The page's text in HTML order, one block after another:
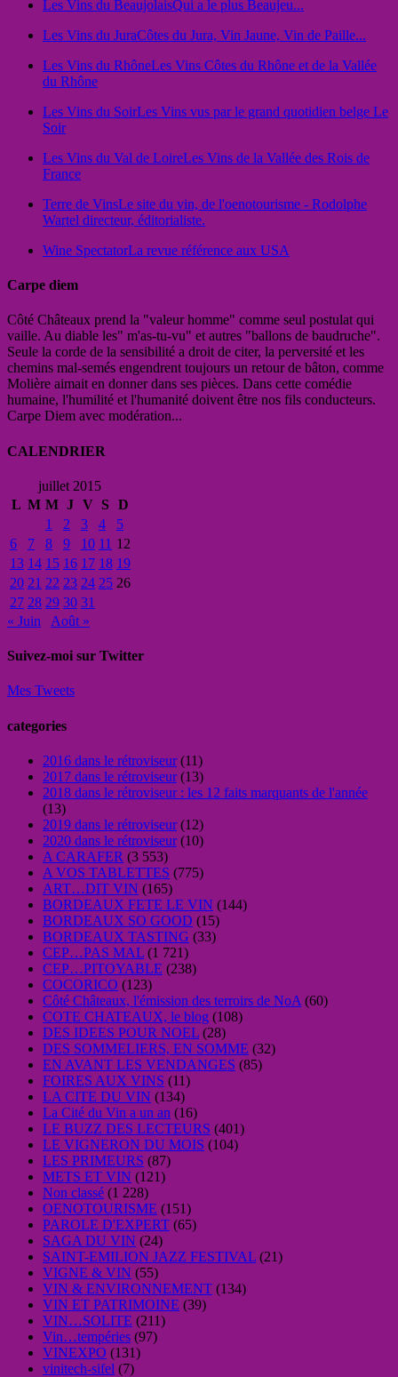
Les Vins du BeaujolaisQui a le plus Beaujeu...
Les Vins du JuraCôtes du Jura, Vin Jaune, Vin de Paille...
Les Vins du RhôneLes Vins Côtes du Rhône et de la Vallée
du Rhône
Les Vins du SoirLes Vins vus par le grand quotidien belge Le
Soir
Les Vins du Val de LoireLes Vins de la Vallée des Rois de
France
Terre de VinsLe site du vin, de l'oenotourisme - Rodolphe
Wartel directeur, éditorialiste.
Wine SpectatorLa revue référence aux USA
Carpe diem
Côté Châteaux prend la "valeur homme" comme seul postulat qui
vaille. Au diable les" m'as-tu-vu" et autres "ballons de baudruche".
Seule la corde de la sensibilité a droit de citer, la perversité et les
chemins mal-semés engendrent toujours un retour de bâton, comme
Molière aimait en donner dans ses pièces. Dans cette comédie
humaine, l'humilité et l'humanité doivent être nos fils conducteurs.
Carpe Diem avec modération...
CALENDRIER
juillet 2015
L M M J V S D
1
2 3 4
5
6
7 8 9 10 11 12
13 14 15 16 17 18 19
20 21 22 23 24 25 26
27 28 29 30 31
« Juin
Août »
Suivez-moi sur Twitter
Mes Tweets
categories
2016 dans le rétroviseur(11)
2017 dans le rétroviseur(13)
2018 dans le rétroviseur : les 12 faits marquants de l'année
(13)
2019 dans le rétroviseur(12)
2020 dans le rétroviseur(10)
A CARAFER (3 553)
A VOS TABLETTES (775)
ART…DIT VIN (165)
BORDEAUX FETE LE VIN (144)
BORDEAUX SO GOOD (15)
BORDEAUX TASTING (33)
CEP…PAS MAL (1 721)
CEP…PITOYABLE (238)
COCORICO (123)
Côté Châteaux, l'émission des terroirs de NoA (60)
COTE CHATEAUX, le blog (108)
DES IDEES POUR NOEL (28)
DES SOMMELIERS, EN SOMME (32)
EN AVANT LES VENDANGES (85)
FOIRES AUX VINS (11)
LA CITE DU VIN (134)
La Cité du Vin a un an (16)
LE BUZZ DES LECTEURS (401)
LE VIGNERON DU MOIS (104)
LES PRIMEURS (87)
METS ET VIN (121)
Non classé (1 228)
OENOTOURISME (151)
PAROLE D'EXPERT (65)
SAGA DU VIN (24)
SAINT-EMILION JAZZ FESTIVAL (21)
VIGNE & VIN (55)
VIN & ENVIRONNEMENT (134)
VIN ET PATRIMOINE (39)
VIN…SOLITE (211)
Vin…tempéries (97)
VINEXPO (131)
vinitech-sifel (7)